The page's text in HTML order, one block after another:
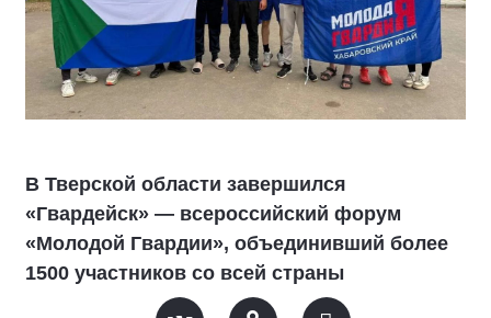
В Тверской области завершился
«Гвардейск» — всероссийский форум
«Молодой Гвардии», объединивший более
1500 участников со всей страны